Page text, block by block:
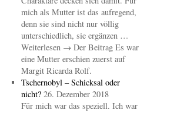
mich als Mutter ist das aufregend,
denn sie sind nicht nur völlig
unterschiedlich, sie ergänzen …
Weiterlesen → Der Beitrag Es war
eine Mutter erschien zuerst auf
Margit Ricarda Rolf.
Tschernobyl – Schicksal oder
nicht? 26. Dezember 2018
Für mich war das speziell. Ich war